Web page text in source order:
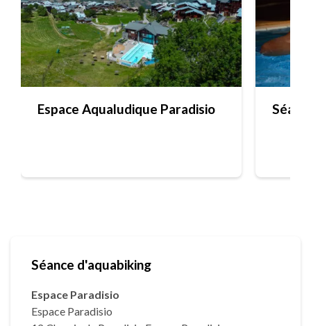
Espace Aqualudique Paradisio
Séance d'aquabiking
Espace Paradisio
Espace Paradisio